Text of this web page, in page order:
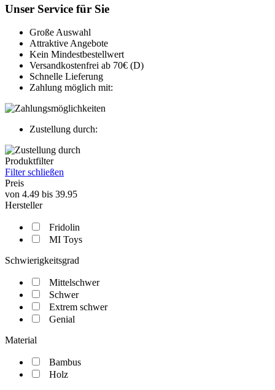
Unser Service für Sie
Große Auswahl
Attraktive Angebote
Kein Mindestbestellwert
Versandkostenfrei ab 70€ (D)
Schnelle Lieferung
Zahlung möglich mit:
Zustellung durch:
Produktfilter
Filter schließen
Preis
von 4.49 bis 39.95
Hersteller
Fridolin
MI Toys
Schwierigkeitsgrad
Mittelschwer
Schwer
Extrem schwer
Genial
Material
Bambus
Holz